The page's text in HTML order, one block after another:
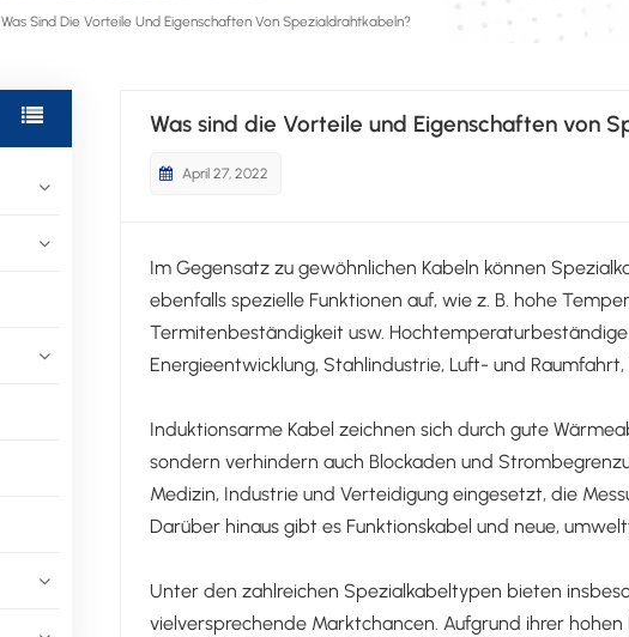
Was Sind Die Vorteile Und Eigenschaften Von Spezialdrahtkabeln?
Was sind die Vorteile und Eigenschaften von
April 27, 2022
Im Gegensatz zu gewöhnlichen Kabeln können
ebenfalls spezielle Funktionen auf, wie z. B. hohe
Termitenbeständigkeit usw.
Energieentwicklung, Stahlindustrie, Luft- und
Induktionsarme Kabel zeichnen sich durch gute
sondern verhindern auch Blockaden und
Medizin, Industrie und Verteidigung eingesetzt, die
Darüber hinaus gibt es Funktionskabel und neue,
Unter den zahlreichen Spezialkabeltypen bieten
vielversprechende Marktchancen. Aufgrund ihrer